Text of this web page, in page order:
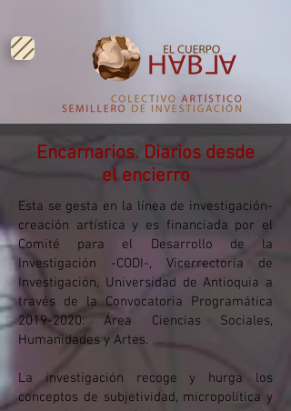
Encarnarios. Diarios desde
el encierro
Esta se gesta en la línea de investigación-
creación artística y es financiada por el
Comité para el Desarrollo de la
Investigación -CODI-, Vicerrectoría de
Investigación, Universidad de Antioquia a
través de la Convocatoria Programática
2019-2020: Área Ciencias Sociales,
Humanidades y Artes.
La investigación recoge y hurga los
conceptos de subjetividad, micropolítica y